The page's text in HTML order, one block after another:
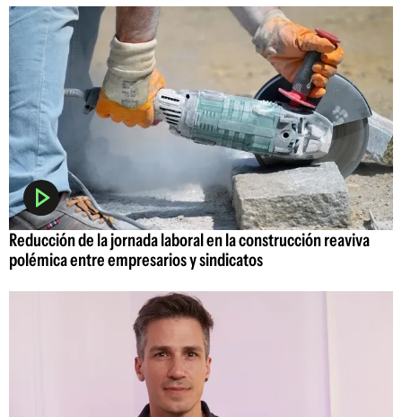
Reducción de la jornada laboral en la construcción reaviva
polémica entre empresarios y sindicatos